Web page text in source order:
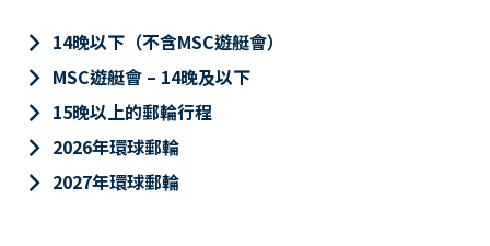
keyboard_arrow_right 14晚以下（不含MSC遊艇會）
keyboard_arrow_right MSC遊艇會 – 14晚及以下
keyboard_arrow_right 15晚以上的郵輪行程
keyboard_arrow_right 2026年環球郵輪
keyboard_arrow_right 2027年環球郵輪